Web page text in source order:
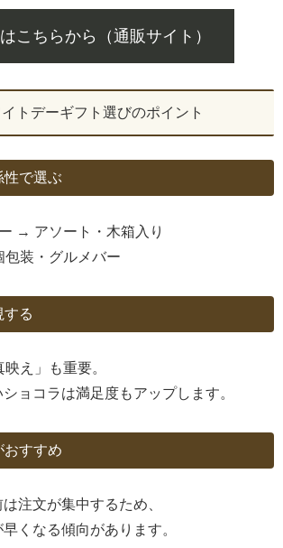
こちらから（通販サイト）
トデーギフト選びのポイント
で選ぶ
→ アソート・木箱入り
装・グルメバー
る
え」も重要。
ョコラは満足度もアップします。
すすめ
注文が集中するため、
くなる傾向があります。